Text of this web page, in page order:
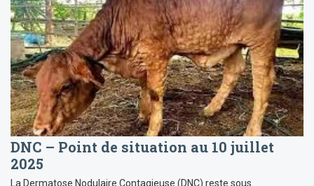
DNC – Point de situation au 10 juillet
2025
La Dermatose Nodulaire Contagieuse (DNC) reste sous